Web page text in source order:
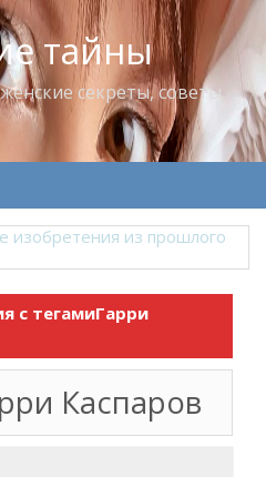
тайны
секреты, советы
с тегамиГарри
Каспаров